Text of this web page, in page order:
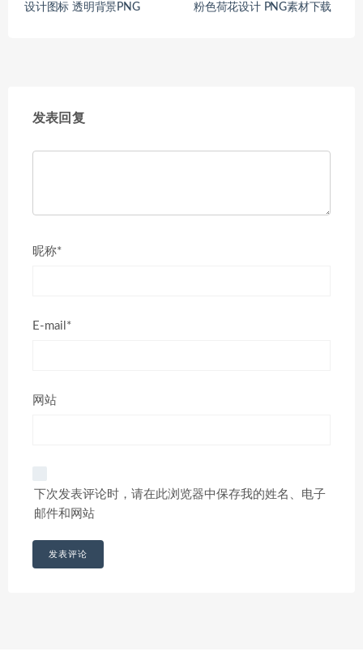
设计图标 透明背景PNG 粉色荷花设计 PNG素材下载
发表回复
昵称*
E-mail*
网站
下次发表评论时，请在此浏览器中保存我的姓名、电子
邮件和网站